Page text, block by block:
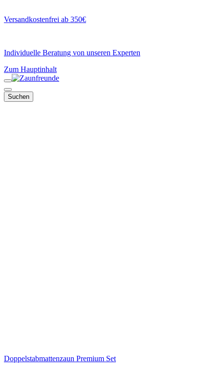
Versandkostenfrei ab 350€
Individuelle Beratung von unseren Experten
Zum Hauptinhalt
Suchen
Doppelstabmattenzaun Premium Set